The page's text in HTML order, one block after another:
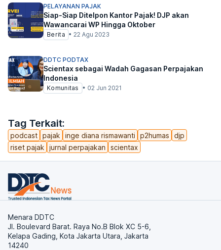
Tag Terkait:
podcast pajak inge diana rismawanti p2humas
djp
riset pajak
jurnal perpajakan scientax
PELAYANAN PAJAK
Siap-Siap Ditelpon Kantor Pajak! DJP akan
Wawancarai WP Hingga Oktober
Berita • 22 Agu 2023
DDTC PODTAX
Scientax sebagai Wadah Gagasan Perpajakan
Indonesia
Komunitas • 02 Jun 2021
Menara DDTC
Jl. Boulevard Barat. Raya No.B Blok XC 5-6,
Kelapa Gading, Kota Jakarta Utara, Jakarta
14240